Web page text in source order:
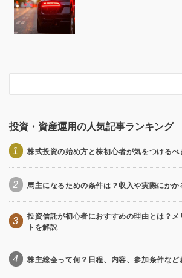
投資・資産運用の人気記事ランキング
1 株式投資の始め方と株初心者が気をつける
2 馬主になるための条件は？収入や実際にかか
3
投資信託が初心者におすすめの理由とは？メ
トを解説
4 株主総会って何？日程、内容、参加条件など